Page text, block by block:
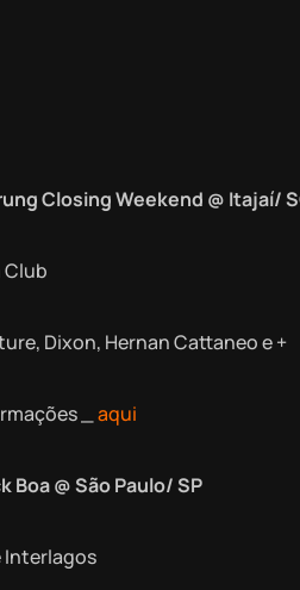
Closing Weekend @ Itajaí/
Club
Dixon, Hernan Cattaneo e +
_ aqui
Boa @ São Paulo/ SP
Interlagos